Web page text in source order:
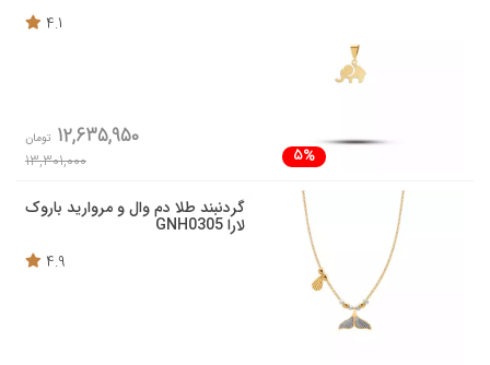
4.1
5%
12,635,950 تومان
13,301,000
گردنبند طلا دم وال و مروارید باروک
لارا GNH0305
4.9